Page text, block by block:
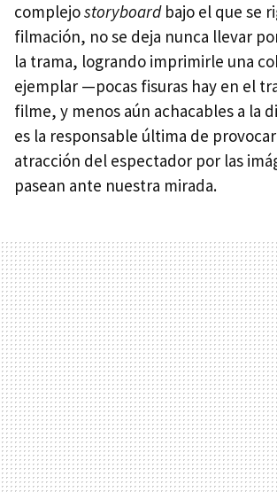
complejostoryboardbajo el que se
filmación, no se deja nunca llevar
la trama, logrando imprimirle una
ejemplar —pocas fisuras hay en el
filme, y menos aún achacables a la
es la responsable última de
atracción del espectador por las
pasean ante nuestra mirada.